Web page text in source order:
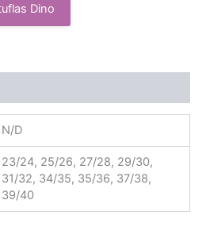
Dino
N/D
23/24, 25/26, 27/28, 29/30,
31/32, 34/35, 35/36, 37/38,
39/40